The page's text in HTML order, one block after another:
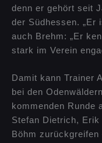
denn er gehört seit
der Südhessen. „Er
auch Brehm: „Er
stark im Verein
Damit kann Trainer
bei den
kommenden Runde
Stefan Dietrich,
Böhm